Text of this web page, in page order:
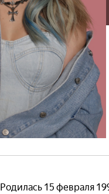
Родилась 15 февраля